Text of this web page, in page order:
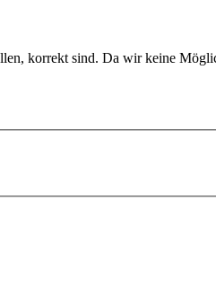
korrekt sind. Da wir keine